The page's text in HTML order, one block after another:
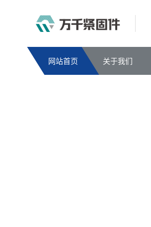
网站首页 关于我们